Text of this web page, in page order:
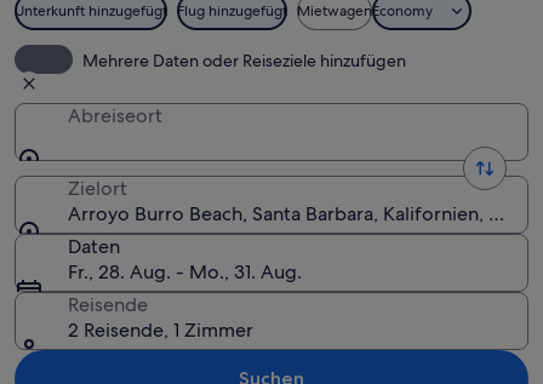
Unterkunft hinzugefügt Flug hinzugefügt MietwagenEconomy
Mehrere Daten oder Reiseziele hinzufügen
Abreiseort
Zielort
Arroyo Burro Beach, Santa Barbara, Kalifornien, USA
Daten
Fr., 28. Aug. - Mo., 31. Aug.
Reisende
2 Reisende, 1 Zimmer
Suchen